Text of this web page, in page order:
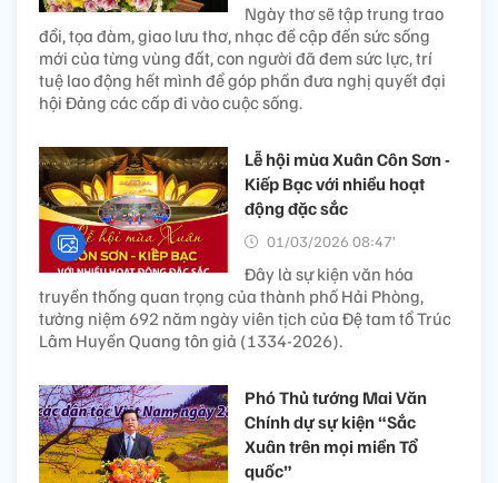
Ngày thơ sẽ tập trung trao
đổi, tọa đàm, giao lưu thơ, nhạc đề cập đến sức sống
mới của từng vùng đất, con người đã đem sức lực, trí
tuệ lao động hết mình để góp phần đưa nghị quyết đại
hội Đảng các cấp đi vào cuộc sống.
Lễ hội mùa Xuân Côn Sơn -
Kiếp Bạc với nhiều hoạt
động đặc sắc
01/03/2026 08:47’
Đây là sự kiện văn hóa
truyền thống quan trọng của thành phố Hải Phòng,
tưởng niệm 692 năm ngày viên tịch của Đệ tam tổ Trúc
Lâm Huyền Quang tôn giả (1334-2026).
Phó Thủ tướng Mai Văn
Chính dự sự kiện “Sắc
Xuân trên mọi miền Tổ
quốc”